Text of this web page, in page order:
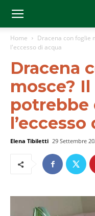
Home
Dracena con foglie
l'eccesso di acqua
Dracena
mosce?
potrebbe
Elena Tibiletti 29 Settembre